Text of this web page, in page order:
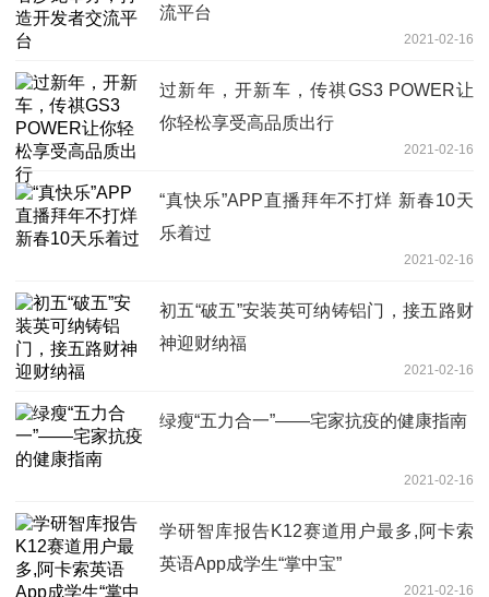
流平台
2021-02-16
过新年，开新车，传祺GS3 POWER让
你轻松享受高品质出行
2021-02-16
“真快乐”APP直播拜年不打烊 新春10天
乐着过
2021-02-16
初五“破五”安装英可纳铸铝门，接五路财
神迎财纳福
2021-02-16
绿瘦“五力合一”——宅家抗疫的健康指南
2021-02-16
学研智库报告K12赛道用户最多,阿卡索
英语App成学生“掌中宝”
2021-02-16